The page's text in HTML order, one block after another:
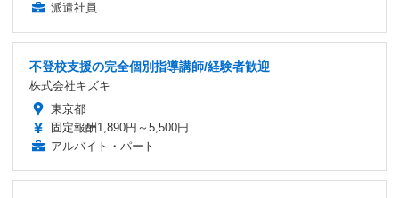
派遣社員
不登校支援の完全個別指導講師/経験者歓迎
株式会社キズキ
東京都
固定報酬1,890円～5,500円
アルバイト・パート